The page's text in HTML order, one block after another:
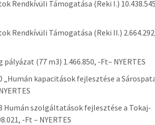
Rendkívüli Támogatása (Reki I.)
Rendkívüli Támogatása (Reki II.)
(77 m3) 1.466.850, -Ft– NYERTES
„Humán kapacitások fejlesztése a
Humán szolgáltatások fejlesztése a Tokaj-
-Ft – NYERTES